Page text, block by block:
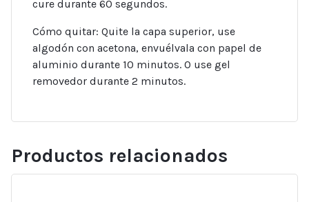
cure durante 60 segundos.
Cómo quitar: Quite la capa superior, use
algodón con acetona, envuélvala con papel de
aluminio durante 10 minutos. O use gel
removedor durante 2 minutos.
Productos relacionados